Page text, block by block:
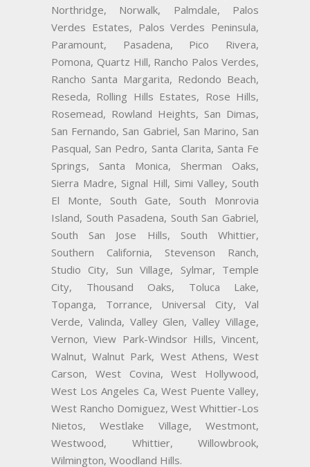
Northridge, Norwalk, Palmdale, Palos
Verdes Estates, Palos Verdes Peninsula,
Paramount, Pasadena, Pico Rivera,
Pomona, Quartz Hill, Rancho Palos Verdes,
Rancho Santa Margarita, Redondo Beach,
Reseda, Rolling Hills Estates, Rose Hills,
Rosemead, Rowland Heights, San Dimas,
San Fernando, San Gabriel, San Marino, San
Pasqual, San Pedro, Santa Clarita, Santa Fe
Springs, Santa Monica, Sherman Oaks,
Sierra Madre, Signal Hill, Simi Valley, South
El Monte, South Gate, South Monrovia
Island, South Pasadena, South San Gabriel,
South San Jose Hills, South Whittier,
Southern California, Stevenson Ranch,
Studio City, Sun Village, Sylmar, Temple
City, Thousand Oaks, Toluca Lake,
Topanga, Torrance, Universal City, Val
Verde, Valinda, Valley Glen, Valley Village,
Vernon, View Park-Windsor Hills, Vincent,
Walnut, Walnut Park, West Athens, West
Carson, West Covina, West Hollywood,
West Los Angeles Ca, West Puente Valley,
West Rancho Domiguez, West Whittier-Los
Nietos, Westlake Village, Westmont,
Westwood, Whittier, Willowbrook,
Wilmington, Woodland Hills.